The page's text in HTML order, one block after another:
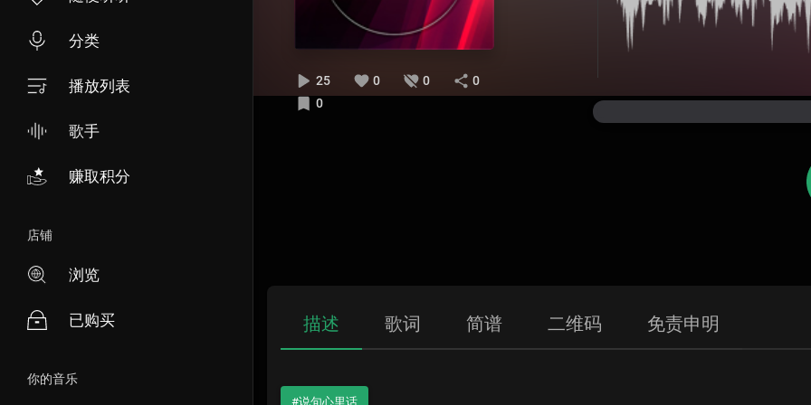
分类
播放列表
歌手
赚取积分
店铺
浏览
已购买
你的音乐
25 0 0
0
0
描述 歌词 简谱 二维码 免责申明
#说句心里话